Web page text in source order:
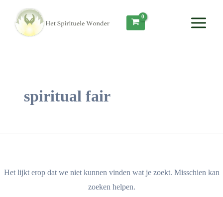
Menu
spiritual fair
Het lijkt erop dat we niet kunnen vinden wat je zoekt. Misschien kan
zoeken helpen.
naar: